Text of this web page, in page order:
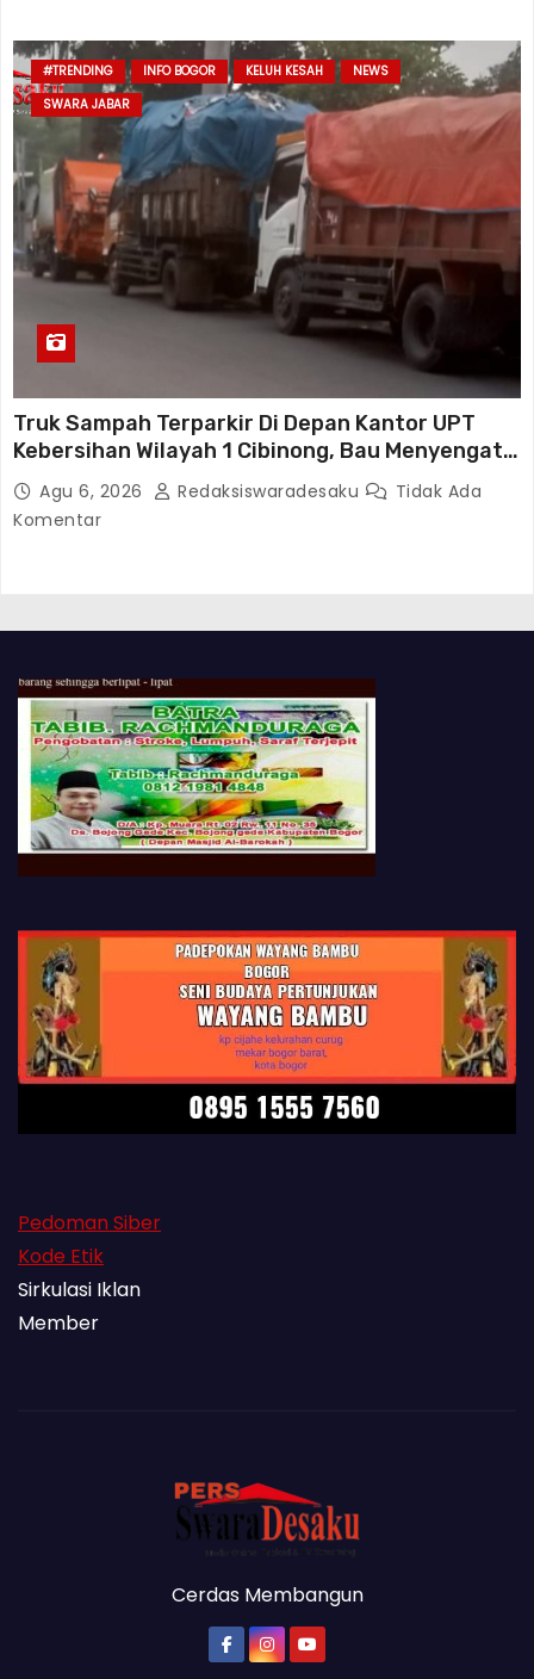
#TRENDING INFO BOGOR KELUH KESAH
NEWS
SWARA JABAR
Truk Sampah Terparkir Di Depan Kantor UPT
Kebersihan Wilayah 1 Cibinong, Bau Menyengat
Diduga Resahkan Warga
Agu 6, 2026 Redaksiswaradesaku
Tidak Ada
Komentar
Pedoman Siber
Kode Etik
Sirkulasi Iklan
Member
Cerdas Membangun